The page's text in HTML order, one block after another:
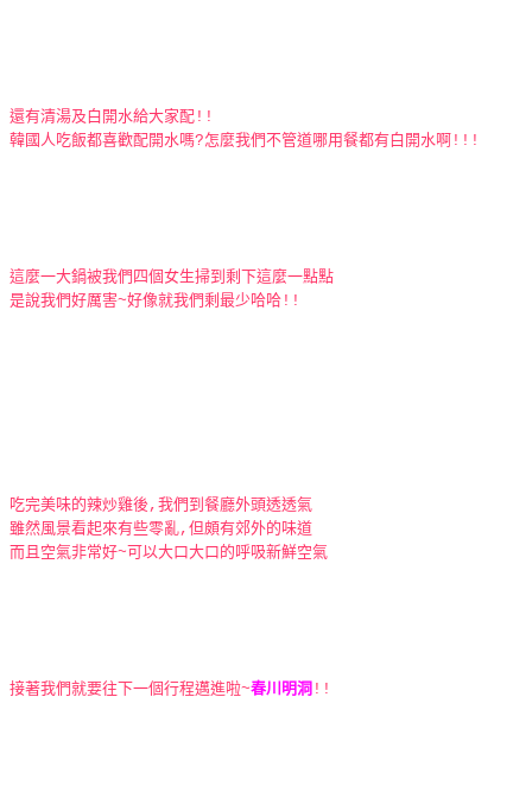
還有清湯及白開水給大家配!!
韓國人吃飯都喜歡配開水嗎?怎麼我們不管道哪用餐都有白開水啊!!!
這麼一大鍋被我們四個女生掃到剩下這麼一點點
是說我們好厲害~好像就我們剩最少哈哈!!
吃完美味的辣炒雞後,我們到餐廳外頭透透氣
雖然風景看起來有些零亂,但頗有郊外的味道
而且空氣非常好~可以大口大口的呼吸新鮮空氣
接著我們就要往下一個行程邁進啦~春川明洞 !!